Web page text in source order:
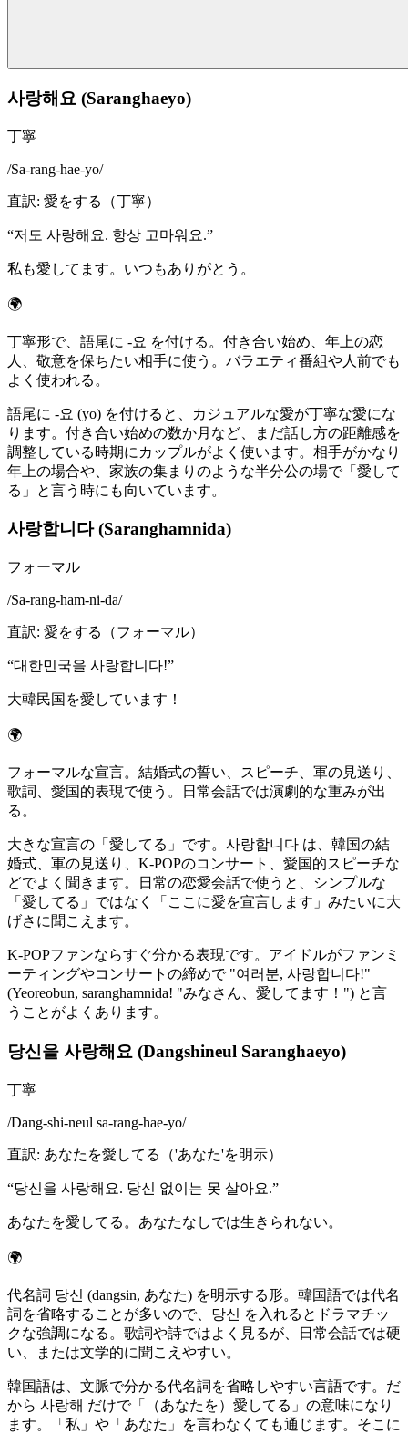
사랑해요 (Saranghaeyo)
丁寧
/Sa-rang-hae-yo/
直訳: 愛をする（丁寧）
“저도 사랑해요. 항상 고마워요.”
私も愛してます。いつもありがとう。
🌍
丁寧形で、語尾に -요 を付ける。付き合い始め、年上の恋
人、敬意を保ちたい相手に使う。バラエティ番組や人前でも
よく使われる。
語尾に -요 (yo) を付けると、カジュアルな愛が丁寧な愛にな
ります。付き合い始めの数か月など、まだ話し方の距離感を
調整している時期にカップルがよく使います。相手がかなり
年上の場合や、家族の集まりのような半分公の場で「愛して
る」と言う時にも向いています。
사랑합니다 (Saranghamnida)
フォーマル
/Sa-rang-ham-ni-da/
直訳: 愛をする（フォーマル）
“대한민국을 사랑합니다!”
大韓民国を愛しています！
🌍
フォーマルな宣言。結婚式の誓い、スピーチ、軍の見送り、
歌詞、愛国的表現で使う。日常会話では演劇的な重みが出
る。
大きな宣言の「愛してる」です。사랑합니다 は、韓国の結
婚式、軍の見送り、K-POPのコンサート、愛国的スピーチな
どでよく聞きます。日常の恋愛会話で使うと、シンプルな
「愛してる」ではなく「ここに愛を宣言します」みたいに大
げさに聞こえます。
K-POPファンならすぐ分かる表現です。アイドルがファンミ
ーティングやコンサートの締めで "여러분, 사랑합니다!"
(Yeoreobun, saranghamnida! "みなさん、愛してます！") と言
うことがよくあります。
당신을 사랑해요 (Dangshineul Saranghaeyo)
丁寧
/Dang-shi-neul sa-rang-hae-yo/
直訳: あなたを愛してる（'あなた'を明示）
“당신을 사랑해요. 당신 없이는 못 살아요.”
あなたを愛してる。あなたなしでは生きられない。
🌍
代名詞 당신 (dangsin, あなた) を明示する形。韓国語では代名
詞を省略することが多いので、당신 を入れるとドラマチッ
クな強調になる。歌詞や詩ではよく見るが、日常会話では硬
い、または文学的に聞こえやすい。
韓国語は、文脈で分かる代名詞を省略しやすい言語です。だ
から 사랑해 だけで「（あなたを）愛してる」の意味になり
ます。「私」や「あなた」を言わなくても通じます。そこに